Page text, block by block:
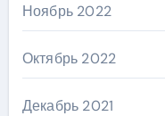
Ноябрь 2022
Октябрь 2022
Декабрь 2021